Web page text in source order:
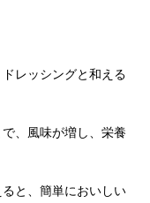
レッシングと和える
、風味が増し、栄養
ると、簡単においしい